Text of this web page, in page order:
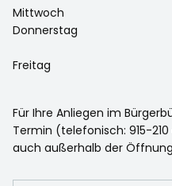
Mittwoch
Donnerstag
Freitag
Für Ihre Anliegen im
Termin (telefonisch: 915-
auch außerhalb der